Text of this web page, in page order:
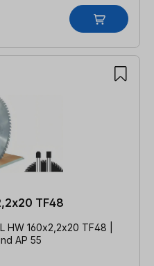
TF48
HW 160x2,2x20 TF48 |
AP 55